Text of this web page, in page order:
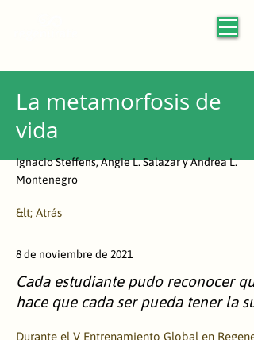
La metamorfosis de
vida
Ignacio Steffens, Angie L. Salazar y Andrea L.
Montenegro
&lt; Atrás
8 de noviembre de 2021
Cada estudiante pudo reconocer
hace que cada ser pueda tener la
Durante el V Entrenamiento Global en